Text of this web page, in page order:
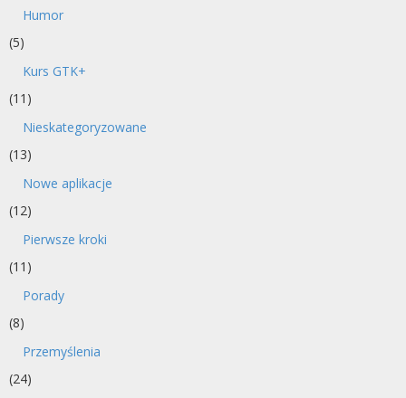
Humor
(5)
Kurs GTK+
(11)
Nieskategoryzowane
(13)
Nowe aplikacje
(12)
Pierwsze kroki
(11)
Porady
(8)
Przemyślenia
(24)